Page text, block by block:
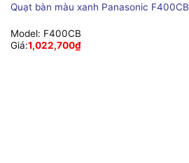
Quạt bàn màu xanh Panasonic F400CB
Model: F400CB
Giá:1,022,700₫